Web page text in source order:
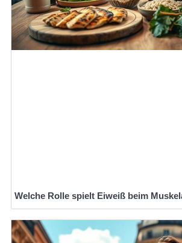
Welche Rolle spielt Eiweiß beim